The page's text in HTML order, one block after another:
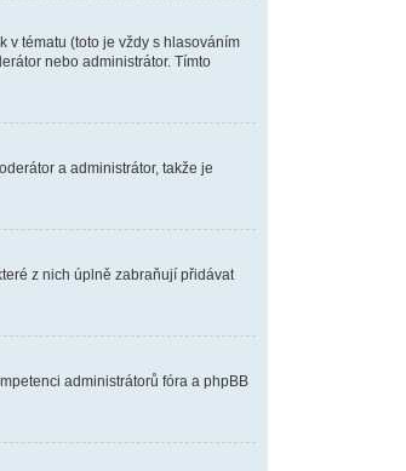
v tématu (toto je vždy s hlasováním
nebo administrátor. Tímto
a administrátor, takže je
z nich úplně zabraňují přidávat
administrátorů fóra a phpBB